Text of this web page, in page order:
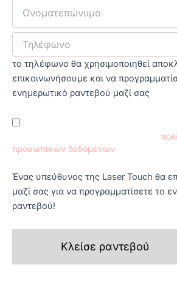
το τηλέφωνο θα χρησιμοποιηθεί
επικοινωνήσουμε και να
ενημερωτικό ραντεβού μαζί σας
προσωπικών δεδομένων
Ένας υπεύθυνος της Laser Touch θα
μαζί σας για να προγραμματίσετε το
ραντεβού!
Κλείσε ραντεβού